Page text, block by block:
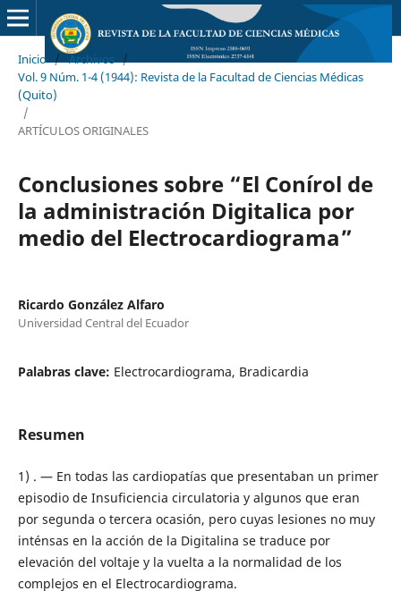
Inicio / Archivos /
Vol. 9 Núm. 1-4 (1944): Revista de la Facultad de Ciencias Médicas
(Quito)
/
ARTÍCULOS ORIGINALES
Conclusiones sobre “El Conírol de
la administración Digitalica por
medio del Electrocardiograma”
Ricardo González Alfaro
Universidad Central del Ecuador
Palabras clave: Electrocardiograma, Bradicardia
Resumen
1) . — En todas las cardiopatías que presentaban un primer
episodio de Insuficiencia circulatoria y algunos que eran
por segunda o tercera ocasión, pero cuyas lesiones no muy
inténsas en la acción de la Digitalina se traduce por
elevación del voltaje y la vuelta a la normalidad de los
complejos en el Electrocardiograma.